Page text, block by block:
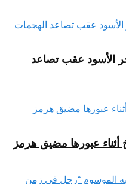
الأسود عقب تصاعد
أثناء عبورها مضيق هرمز